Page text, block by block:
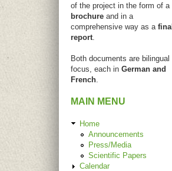
of the project in the form of a
brochure and in a
comprehensive way as a final
report
Both documents are bilingual
focus, each in German and
French
MAIN MENU
Home
Announcements
Press/Media
Scientific Papers
Calendar